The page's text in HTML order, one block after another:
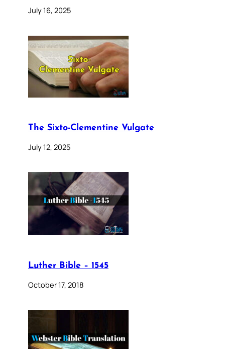
July 16, 2025
The Sixto-Clementine Vulgate
July 12, 2025
Luther Bible – 1545
October 17, 2018